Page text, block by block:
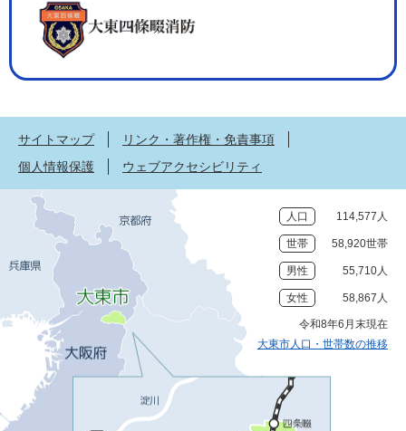
サイトマップ
リンク・著作権・免責事項
個人情報保護
ウェブアクセシビリティ
人口 114,577人
世帯 58,920世帯
男性 55,710人
女性 58,867人
令和8年6月末現在
大東市人口・世帯数の推移